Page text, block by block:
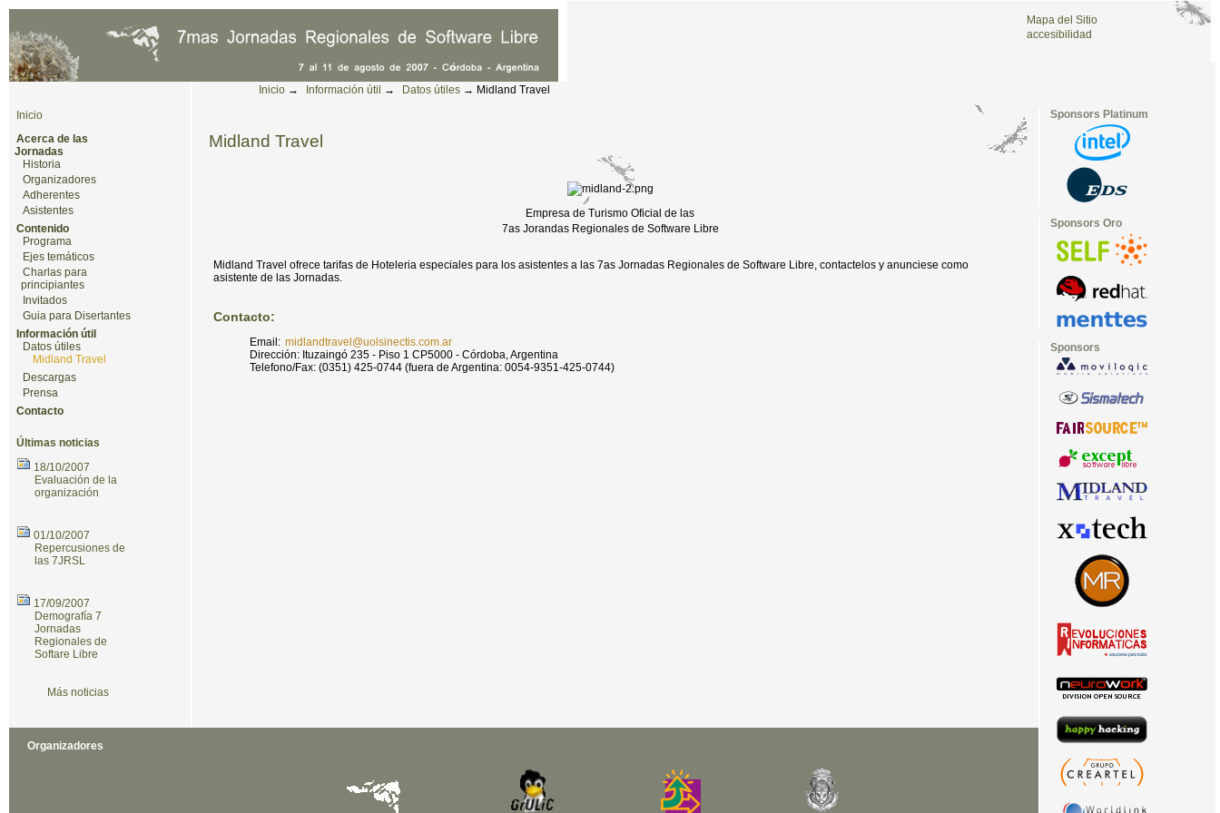
Cambiar a contenido.|Saltar a navegación
Mapa del Sitio
accesibilidad
Herramientas Personales
Inicio → Información útil → Datos útiles → Midland Travel
Midland Travel
Empresa de Turismo Oficial de las
7as Jorandas Regionales de Software Libre
Midland Travel ofrece tarifas de Hoteleria especiales para los asistentes a las 7as Jornadas Regionales de Software Libre, contactelos y anunciese como
asistente de las Jornadas.
Contacto:
Email: midlandtravel@uolsinectis.com.ar
Dirección: Ituzaingó 235 - Piso 1 CP5000 - Córdoba, Argentina
Telefono/Fax: (0351) 425-0744 (fuera de Argentina: 0054-9351-425-0744)
Inicio
Acerca de las
Jornadas
Historia
Organizadores
Adherentes
Asistentes
Contenido
Programa
Ejes temáticos
Charlas para
principiantes
Invitados
Guia para Disertantes
Información útil
Datos útiles
Midland Travel
Descargas
Prensa
Contacto
Últimas noticias
18/10/2007
Evaluación de la
organización
01/10/2007
Repercusiones de
las 7JRSL
17/09/2007
Demografía 7
Jornadas
Regionales de
Softare Libre
Más noticias
Sponsors Platinum
Sponsors Oro
Sponsors
Organizadores